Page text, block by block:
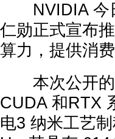
NVIDIA 今日
仁勋正式宣布
算力，提供消
本次公开的
CUDA 和RTX
电3 纳米工艺